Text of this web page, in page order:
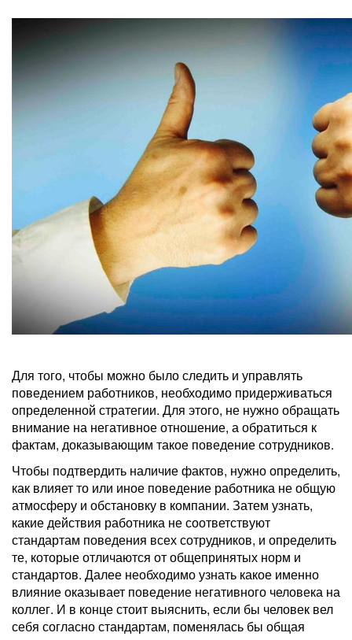
Для того, чтобы можно было следить и управлять
поведением работников, необходимо придерживаться
определенной стратегии. Для этого, не нужно обращать
внимание на негативное отношение, а обратиться к
фактам, доказывающим такое поведение сотрудников.
Чтобы подтвердить наличие фактов, нужно определить,
как влияет то или иное поведение работника не общую
атмосферу и обстановку в компании. Затем узнать,
какие действия работника не соответствуют
стандартам поведения всех сотрудников, и определить
те, которые отличаются от общепринятых норм и
стандартов. Далее необходимо узнать какое именно
влияние оказывает поведение негативного человека на
коллег. И в конце стоит выяснить, если бы человек вел
себя согласно стандартам, поменялась бы общая